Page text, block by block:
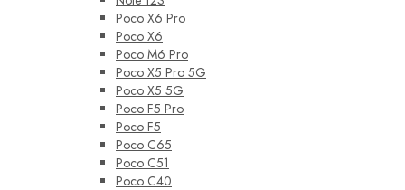
Poco X6 Pro
Poco X6
Poco M6 Pro
Poco X5 Pro 5G
Poco X5 5G
Poco F5 Pro
Poco F5
Poco C65
Poco C51
Poco C40